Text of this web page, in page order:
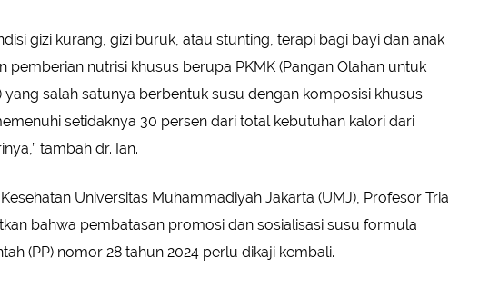
gizi kurang, gizi buruk, atau stunting, terapi bagi bayi dan anak
pemberian nutrisi khusus berupa PKMK (Pangan Olahan untuk
yang salah satunya berbentuk susu dengan komposisi khusus.
setidaknya 30 persen dari total kebutuhan kalori dari
tambah dr. Ian.
Universitas Muhammadiyah Jakarta (UMJ), Profesor Tria
bahwa pembatasan promosi dan sosialisasi susu formula
(PP) nomor 28 tahun 2024 perlu dikaji kembali.